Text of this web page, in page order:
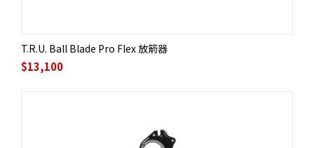
T.R.U. Ball Blade Pro Flex 放箭器
$13,100